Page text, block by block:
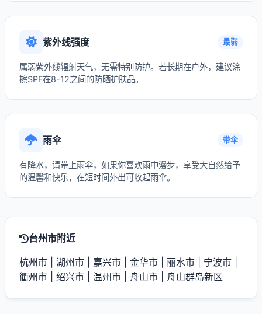
紫外线强度 最弱
属弱紫外线辐射天气，无需特别防护。若长期在户外，建议涂
擦SPF在8-12之间的防晒护肤品。
雨伞 带伞
有降水，请带上雨伞，如果你喜欢雨中漫步，享受大自然给予
的温馨和快乐，在短时间外出可收起雨伞。
台州市附近
杭州市 湖州市 嘉兴市 金华市 丽水市 宁波市
衢州市
绍兴市 温州市 舟山市 舟山群岛新区